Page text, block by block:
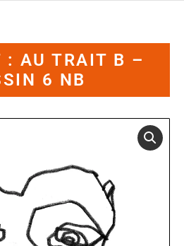
: AU TRAIT B –
6 NB